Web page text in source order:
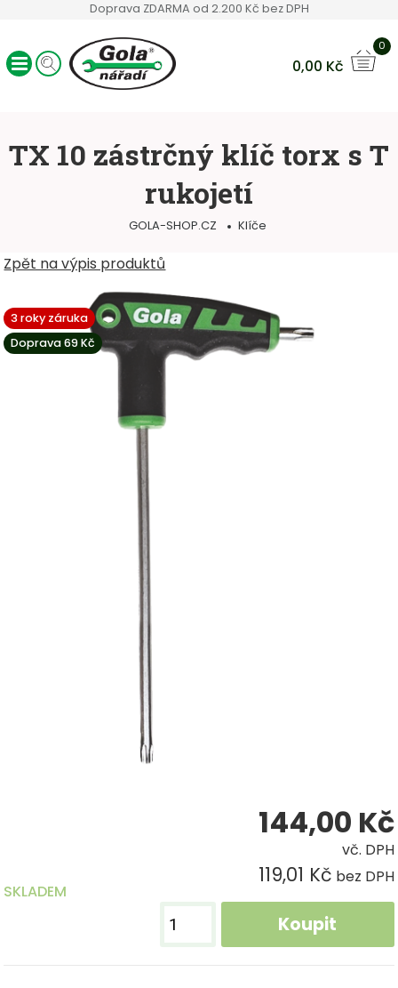
Doprava ZDARMA od 2.200 Kč bez DPH
0,00 Kč
0
Ruční nářadí
Hlavice a bity
Klíče
Servisní vozíky
Ostatní sortiment
TX 10 zástrčný klíč torx s T
rukojetí
GOLA-SHOP.CZ Klíče
Zpět na výpis produktů
3 roky záruka
Doprava 69 Kč
SKLADEM
144,00 Kč
vč. DPH
119,01 Kč bez DPH
Koupit